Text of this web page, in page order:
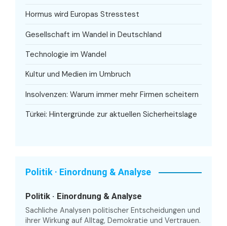
Hormus wird Europas Stresstest
Gesellschaft im Wandel in Deutschland
Technologie im Wandel
Kultur und Medien im Umbruch
Insolvenzen: Warum immer mehr Firmen scheitern
Türkei: Hintergründe zur aktuellen Sicherheitslage
Politik · Einordnung & Analyse
Politik · Einordnung & Analyse
Sachliche Analysen politischer Entscheidungen und
ihrer Wirkung auf Alltag, Demokratie und Vertrauen.